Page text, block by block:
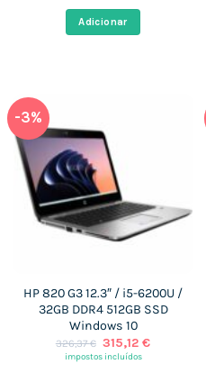
era:
404,00 €.
Adicionar
-3%
HP 820 G3 12.3″ / i5-6200U /
32GB DDR4 512GB SSD
Windows 10
326,37€ O
preço
315,12€O
impostos incluídos